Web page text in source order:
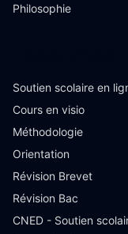
Philosophie
Soutien scolaire en
Cours en visio
Méthodologie
Orientation
Révision Brevet
Révision Bac
CNED - Soutien